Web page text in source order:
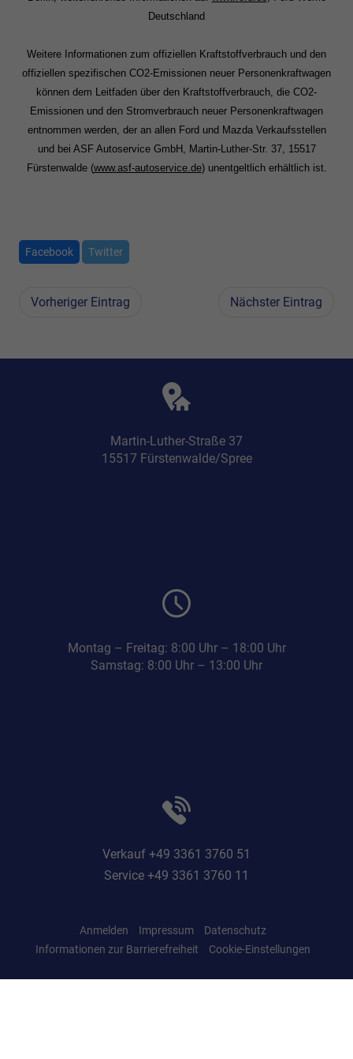
Deutschland
Weitere Informationen zum offiziellen Kraftstoffverbrauch und den
offiziellen spezifischen CO2-Emissionen neuer Personenkraftwagen
können dem Leitfaden über den Kraftstoffverbrauch, die CO2-
Emissionen und den Stromverbrauch neuer Personenkraftwagen
entnommen werden, der an allen Ford und Mazda Verkaufsstellen
und bei ASF Autoservice GmbH, Martin-Luther-Str. 37, 15517
Fürstenwalde (www.asf-autoservice.de) unentgeltlich erhältlich ist.
Facebook Twitter
Vorheriger Eintrag Nächster Eintrag
Martin-Luther-Straße 37
15517 Fürstenwalde/Spree
Montag – Freitag: 8:00 Uhr – 18:00 Uhr
Samstag: 8:00 Uhr – 13:00 Uhr
Verkauf +49 3361 3760 51
Service +49 3361 3760 11
Anmelden Impressum
Datenschutz
Informationen zur Barrierefreiheit
Cookie-Einstellungen